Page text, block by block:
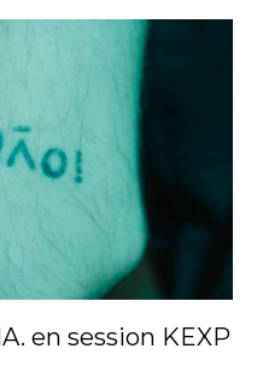
en session KEXP